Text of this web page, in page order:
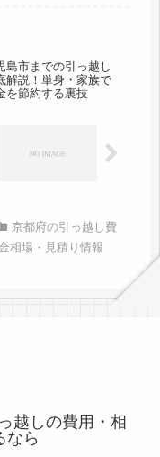
島市までの引っ越し
解説！単身・家族で
を節約する裏技
京都府の引っ越し費
相場・見積り情報